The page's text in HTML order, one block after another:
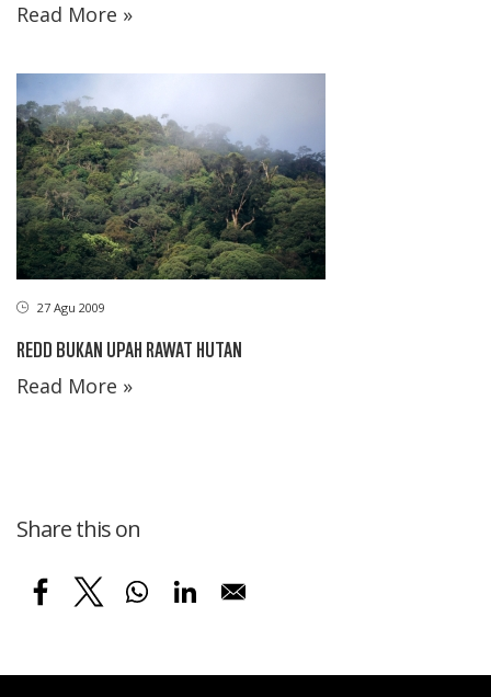
Read More »
27 Agu 2009
REDD BUKAN UPAH RAWAT HUTAN
Read More »
Share this on